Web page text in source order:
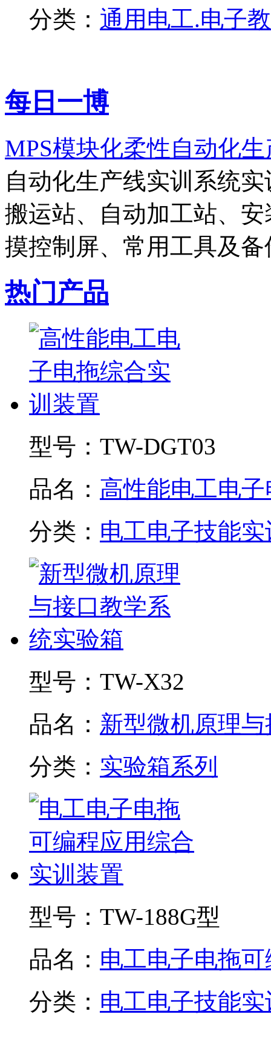
分类： 通用电工.电子
每日一博
MPS模块化柔性自动化
自动化生产线实训系统
搬运站、自动加工站、
摸控制屏、常用工具及
热门产品
型号： TW-DGT03
品名： 高性能电工电子
分类： 电工电子技能
型号： TW-X32
品名： 新型微机原理与
分类： 实验箱系列
型号： TW-188G型
品名： 电工电子电拖可
分类： 电工电子技能